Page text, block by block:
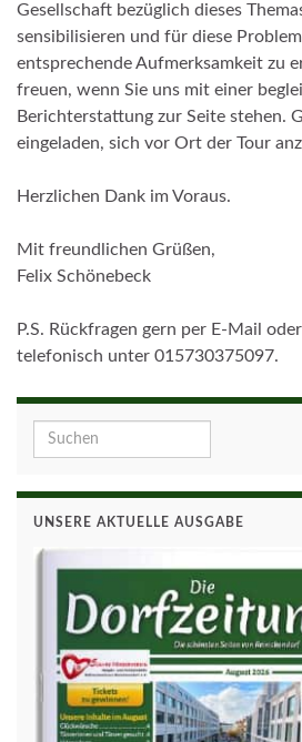
Gesellschaft bezüglich dieses
sensibilisieren und für diese
entsprechende Aufmerksamkeit zu
freuen, wenn Sie uns mit einer
Berichterstattung zur Seite stehen.
eingeladen, sich vor Ort der Tour
Herzlichen Dank im Voraus.
Mit freundlichen Grüßen,
Felix Schönebeck
P.S. Rückfragen gern per E-Mail
telefonisch unter 015730375097.
Search for:
UNSERE AKTUELLE AUSGABE